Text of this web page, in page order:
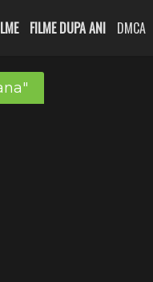
FILME DUPA ANI DMCA